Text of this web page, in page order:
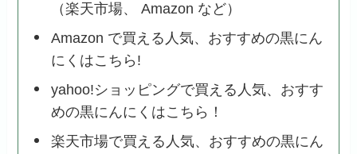
（楽天市場、 Amazon など）
Amazon で買える人気、おすすめの黒にん
にくはこちら!
yahoo!ショッピングで買える人気、おすす
めの黒にんにくはこちら！
楽天市場で買える人気、おすすめの黒にん